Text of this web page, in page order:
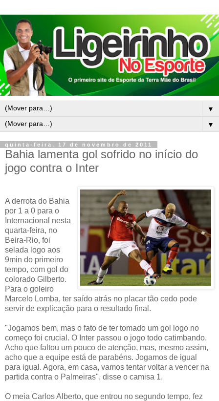
▼
▼
quinta-feira, 17 de novembro de 2011
Bahia lamenta gol sofrido no início do
jogo contra o Inter
A derrota do Bahia
por 1 a 0 para o
Internacional nesta
quarta-feira, no
Beira-Rio, foi
selada logo aos
9min do primeiro
tempo, com gol do
colorado Gilberto.
Para o goleiro
Marcelo Lomba, ter saído atrás no placar tão cedo pode
servir de explicação para o resultado final.
"Jogamos bem, mas o fato de ter tomado um gol logo no
começo foi crucial. O Inter passou o jogo todo catimbando.
Acho que faltou um pouco de atenção, mas, mesmo assim,
acho que a equipe está de parabéns. Jogamos de igual
para igual. Agora, em casa, vamos tentar voltar a vencer na
partida contra o Palmeiras", disse o camisa 1.
O meia Carlos Alberto, que entrou no segundo tempo, fez